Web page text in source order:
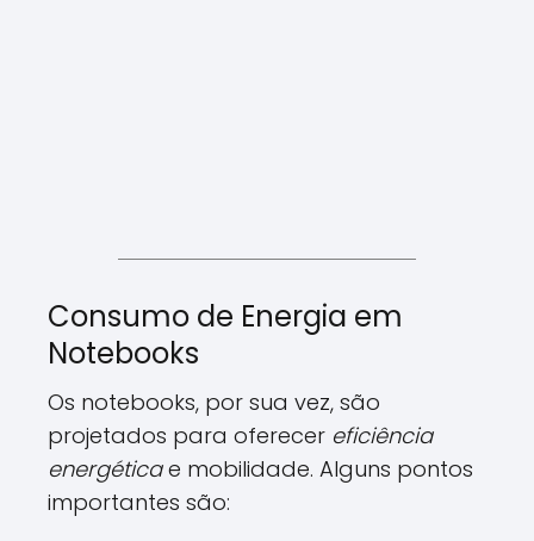
Consumo de Energia em
Notebooks
Os notebooks, por sua vez, são
projetados para oferecer eficiência
energéticae mobilidade. Alguns pontos
importantes são: